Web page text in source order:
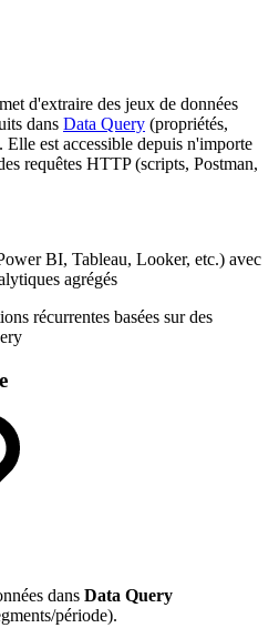
d'extraire des jeux de données
dans Data Query (propriétés,
Elle est accessible depuis n'importe
requêtes HTTP (scripts, Postman,
BI, Tableau, Looker, etc.) avec
agrégés
récurrentes basées sur des
dans Data Query
période).